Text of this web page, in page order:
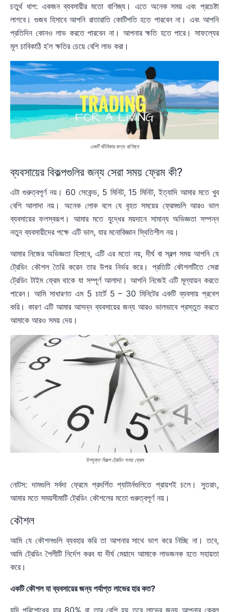
চতুর্থ ধাপ: একজন ব্যবসায়ীর মতো বাণিজ্য। এতে অনেক সময় এবং প্রচেষ্টা
লাগবে। গুজব হিসাবে আপনি রাতারাতি কোটিপতি হতে পারবেন না। এবং আপনি
প্রতিদিন কোনও লাভ করতে পারবেন না। আপনার ক্ষতি হতে পারে। সাফল্যের
মূল চাবিকাঠি হ’ল ক্ষতির চেয়ে বেশি লাভ করা।
একটি জীবিকার জন্য বাণিজ্য
ব্যবসায়ের বিকল্পগুলির জন্য সেরা সময় ফ্রেম কী?
এটা গুরুত্বপূর্ণ নয়। 60 সেকেন্ড, 5 মিনিট, 15 মিনিট, ইত্যাদি আমার মতে খুব
বেশি আলাদা নয়। অনেক লোক বলে যে বৃহত সময়ের ফ্রেমগুলি আরও ভাল
ব্যবসায়ের ফলস্বরূপ। আমার মতে যুদ্ধের ময়দানে সামান্য অভিজ্ঞতা সম্পন্ন
নতুন ব্যবসায়ীদের পক্ষে এটি ভাল, যার মনোবিজ্ঞান স্থিতিশীল নয়।
আমার নিজের অভিজ্ঞতা হিসাবে, এটি এর মতো নয়, দীর্ঘ বা স্বল্প সময় আপনি যে
ট্রেডিং কৌশল তৈরি করেন তার উপর নির্ভর করে। প্রতিটি কৌশলটিতে সেরা
ট্রেডিং টাইম ফ্রেম থাকে যা সম্পূর্ণ আলাদা। আপনি নিজেই এটি মূল্যায়ন করতে
পারেন। আমি সাধারণত এম 5 চার্টে 5 – 30 মিনিটের একটি ব্যবসায় প্রবেশ
করি। কারণ এটি আমার আসন্ন ব্যবসায়ের জন্য আরও ভালভাবে প্রস্তুত করতে
আমাকে আরও সময় দেয়।
উপযুক্ত বিকল্প ট্রেডিং সময় ফ্রেম
নোটস: দামগুলি সর্বদা ফ্রেমে প্রদর্শিত প্যাটার্নগুলিতে প্রায়শই চলে। সুতরাং,
আমার মতে সময়সীমাটি ট্রেডিং কৌশলের মতো গুরুত্বপূর্ণ নয়।
কৌশল
আমি যে কৌশলগুলি ব্যবহার করি তা আপনার সাথে ভাগ করে নিচ্ছি না। তবে,
আমি ট্রেডিং শৈলীটি নির্দেশ করব যা দীর্ঘ মেয়াদে আমাকে লাভজনক হতে সহায়তা
করে।
একটি কৌশল যা ব্যবসায়ের জন্য পর্যাপ্ত লাভের হার কত?
যদি পরিশোধের হার 80% বা তার বেশি হয় তবে লাভের জন্য আপনার কেবল